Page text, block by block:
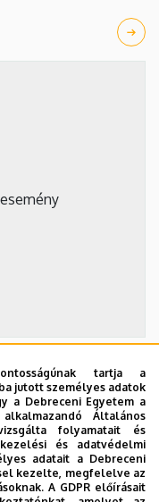
szeptember 19-
diplomaosztó
A Multimédia
tartja a
jutott személyes adatok
a Debreceni Egyetem a
Általános
folyamatait és
és adatvédelmi
adatait a Debreceni
kezelte, megfelelve az
A GDPR előírásait